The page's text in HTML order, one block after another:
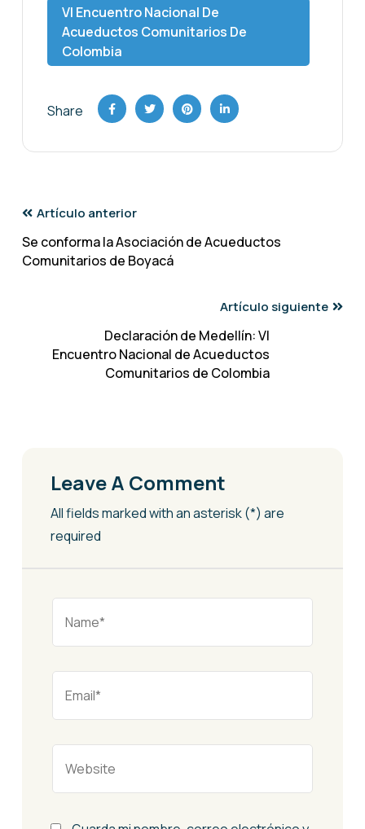
VI Encuentro Nacional De
Acueductos Comunitarios De
Colombia
Share
Artículo anterior
Se conforma la Asociación de Acueductos
Comunitarios de Boyacá
Artículo siguiente
Declaración de Medellín: VI
Encuentro Nacional de Acueductos
Comunitarios de Colombia
Leave A Comment
All fields marked with an asterisk (*) are
required